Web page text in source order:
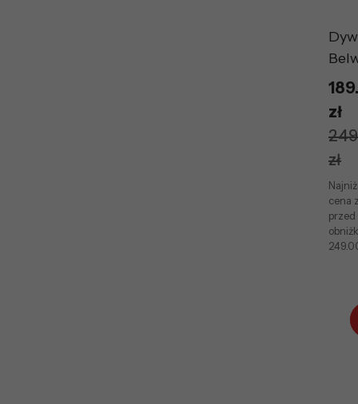
zł
zł
cena
przed